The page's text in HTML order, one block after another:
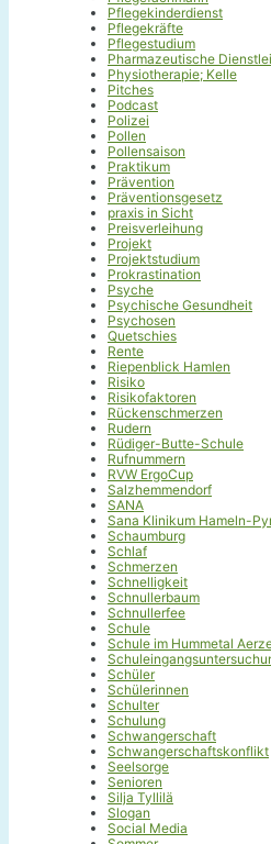
Pflegekinderdienst
Pflegekräfte
Pflegestudium
Pharmazeutische
Physiotherapie; Kelle
Pitches
Podcast
Polizei
Pollen
Pollensaison
Praktikum
Prävention
Präventionsgesetz
praxis in Sicht
Preisverleihung
Projekt
Projektstudium
Prokrastination
Psyche
Psychische Gesundheit
Psychosen
Quetschies
Rente
Riepenblick Hamlen
Risiko
Risikofaktoren
Rückenschmerzen
Rudern
Rüdiger-Butte-Schule
Rufnummern
RVW ErgoCup
Salzhemmendorf
SANA
Sana Klinikum Hameln-
Schaumburg
Schlaf
Schmerzen
Schnelligkeit
Schnullerbaum
Schnullerfee
Schule
Schule im Hummetal
Schüler
Schülerinnen
Schulter
Schulung
Schwangerschaft
Schwangerschaftskonflikt
Seelsorge
Senioren
Silja Tyllilä
Slogan
Social Media